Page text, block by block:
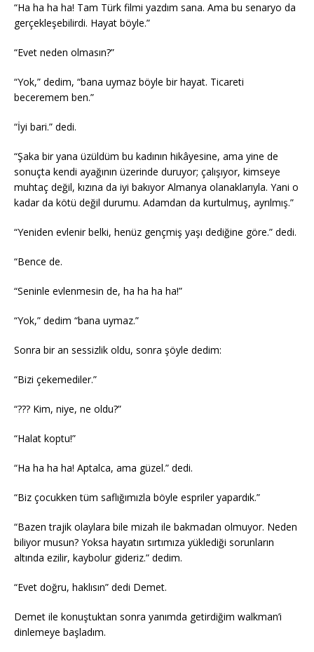
“Ha ha ha ha! Tam Türk filmi yazdım sana. Ama bu senaryo da
gerçekleşebilirdi. Hayat böyle.”
“Evet neden olmasın?”
“Yok,” dedim, “bana uymaz böyle bir hayat. Ticareti
beceremem ben.”
“İyi bari.” dedi.
“Şaka bir yana üzüldüm bu kadının hikâyesine, ama yine de
sonuçta kendi ayağının üzerinde duruyor; çalışıyor, kimseye
muhtaç değil, kızına da iyi bakıyor Almanya olanaklarıyla. Yani o
kadar da kötü değil durumu. Adamdan da kurtulmuş, ayrılmış.”
“Yeniden evlenir belki, henüz gençmiş yaşı dediğine göre.” dedi.
“Bence de.
“Seninle evlenmesin de, ha ha ha ha!”
“Yok,” dedim “bana uymaz.”
Sonra bir an sessizlik oldu, sonra şöyle dedim:
“Bizi çekemediler.”
“??? Kim, niye, ne oldu?”
“Halat koptu!”
“Ha ha ha ha! Aptalca, ama güzel.” dedi.
“Biz çocukken tüm saflığımızla böyle espriler yapardık.”
“Bazen trajik olaylara bile mizah ile bakmadan olmuyor. Neden
biliyor musun? Yoksa hayatın sırtımıza yüklediği sorunların
altında ezilir, kaybolur gideriz.” dedim.
“Evet doğru, haklısın” dedi Demet.
Demet ile konuştuktan sonra yanımda getirdiğim walkman’i
dinlemeye başladım.